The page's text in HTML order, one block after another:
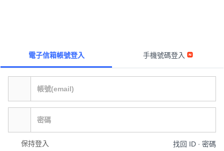
電子信箱帳號登入 手機號碼登入
保持登入 找回 ID ∙ 密碼